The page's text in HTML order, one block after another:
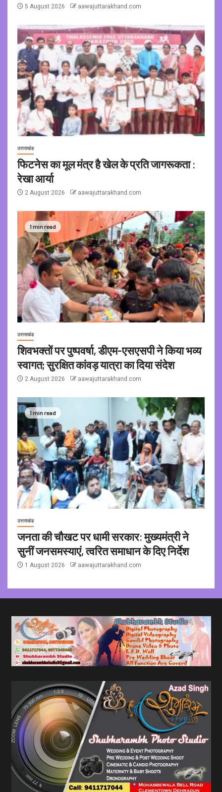
5 August 2026 aawajuttarakhand.com
उत्तराखंड
फिटनेस का मूल मंत्र है खेल के प्रति जागरूकता :
रेखा आर्या
2 August 2026 aawajuttarakhand.com
1 min read
उत्तराखंड
शिवभक्तों पर पुष्पवर्षा, डीएम-एसएसपी ने किया भव्य
स्वागत; सुरक्षित कांवड़ यात्रा का दिया संदेश
2 August 2026 aawajuttarakhand.com
1 min read
उत्तराखंड
जनता की चौखट पर धामी सरकार: मुख्यमंत्री ने
सुनीं जनसमस्याएं, त्वरित समाधान के दिए निर्देश
1 August 2026 aawajuttarakhand.com